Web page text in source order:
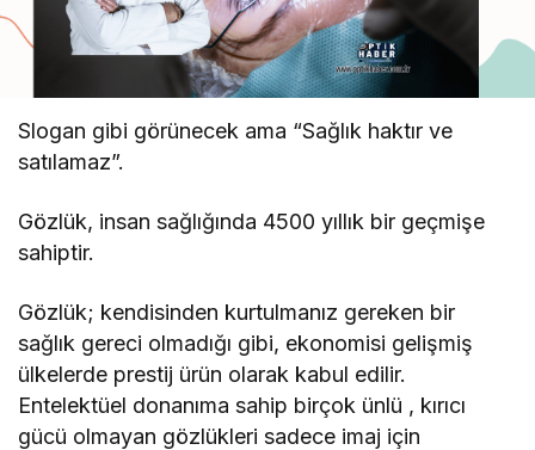
Slogan gibi görünecek ama “Sağlık haktır ve
satılamaz”.
Gözlük, insan sağlığında 4500 yıllık bir geçmişe
sahiptir.
Gözlük; kendisinden kurtulmanız gereken bir
sağlık gereci olmadığı gibi, ekonomisi gelişmiş
ülkelerde prestij ürün olarak kabul edilir.
Entelektüel donanıma sahip birçok ünlü , kırıcı
gücü olmayan gözlükleri sadece imaj için